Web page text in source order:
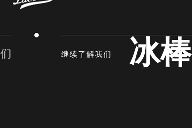
继续了解我们 冰棒